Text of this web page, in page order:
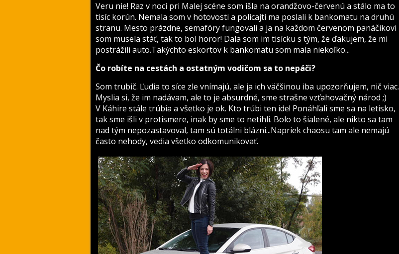
Veru nie! Raz v noci pri Malej scéne som išla na orandžovo-červenú a stálo ma to
tisíc korún. Nemala som v hotovosti a policajti ma poslali k bankomatu na druhú
stranu. Mesto prázdne, semafóry fungovali a ja na každom červenom panáčikovi
som musela stáť, tak to bol horor! Dala som im tisícku s tým, že ďakujem, že mi
postrážili auto.Takýchto eskortov k bankomatu som mala niekoľko...
Čo robíte na cestách a ostatným vodičom sa to nepáči?
Som trubič. Ľudia to síce zle vnímajú, ale ja ich väčšinou iba upozorňujem, nič viac.
Myslia si, že im nadávam, ale to je absurdné, sme strašne vzťahovačný národ ;)
V Káhire stále trúbia a všetko je ok. Kto trúbi ten ide! Ponáhľali sme sa na letisko,
tak sme išli v protismere, inak by sme to netihli. Bolo to šialené, ale nikto sa tam
nad tým nepozastavoval, tam sú totálni blázni...Napriek chaosu tam ale nemajú
často nehody, vedia všetko odkomunikovať.